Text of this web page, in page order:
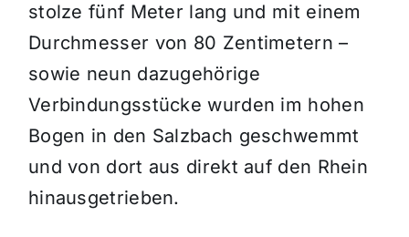
stolze fünf Meter lang und mit einem
Durchmesser von 80 Zentimetern –
sowie neun dazugehörige
Verbindungsstücke wurden im hohen
Bogen in den Salzbach geschwemmt
und von dort aus direkt auf den Rhein
hinausgetrieben.